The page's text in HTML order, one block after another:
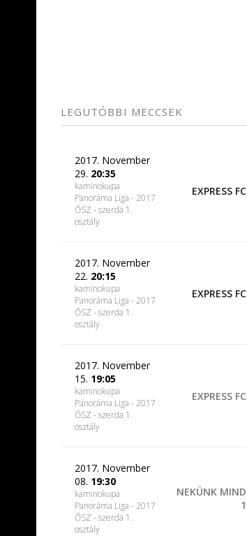
LEGUTÓBBI MECCSEK
2017. November
29. 20:35
kaminokupa
Panoráma Liga - 2017
ŐSZ - szerda 1.
osztály
EXPRESS FC
2017. November
22. 20:15
kaminokupa
Panoráma Liga - 2017
ŐSZ - szerda 1.
osztály
EXPRESS FC
2017. November
15. 19:05
kaminokupa
Panoráma Liga - 2017
ŐSZ - szerda 1.
osztály
EXPRESS FC
2017. November
08. 19:30
kaminokupa
Panoráma Liga - 2017
ŐSZ - szerda 1.
osztály
NEKÜNK MIND
1